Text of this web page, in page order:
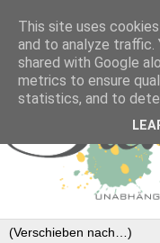
This site uses
and to analyze traffic.
shared with Google
metrics to ensure
statistics, and to